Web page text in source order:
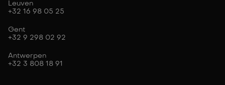
Leuven
+32 16 98 05 25
Gent
+32 9 298 02 92
Antwerpen
+32 3 808 18 91